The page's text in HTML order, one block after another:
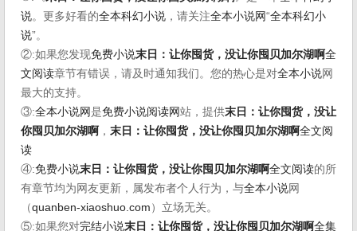
说。更多好看的全本科幻小说 ，请关注全本小说网“全本科幻小
说”。
②:如果您发现免费小说末日：让你囤货，没让你囤贝加尔湖啊全
文阅读章节有错误，请及时通知我们。您的热心是对全本小说网
最大的支持。
③:全本小说网是免费小说阅读网站，提供末日：让你囤货，没让
你囤贝加尔湖啊 ， 末日：让你囤货，没让你囤贝加尔湖啊全文阅
读
④:免费小说末日：让你囤货，没让你囤贝加尔湖啊全文阅读的所
有章节均为网友更新，属发布者个人行为，与全本小说网
（quanben-xiaoshuo.com ）立场无关。
⑤:如果您对完结小说末日：让你囤货，没让你囤贝加尔湖啊全集